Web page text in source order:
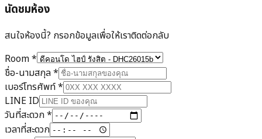
นัดชมห้อง
สนใจห้องนี้? กรอกข้อมูลเพื่อให้เราติดต่อกลับ
Room*
ชื่อ-นามสกุล*
เบอร์โทรศัพท์*
LINE ID
วันที่สะดวก*
เวลาที่สะดวก